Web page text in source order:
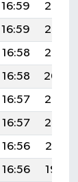
16:59
20:08
16:59
20:07
16:58
20:05
16:58
20:04
16:57
20:03
16:57
20:02
16:56
20:01
16:56
19:59